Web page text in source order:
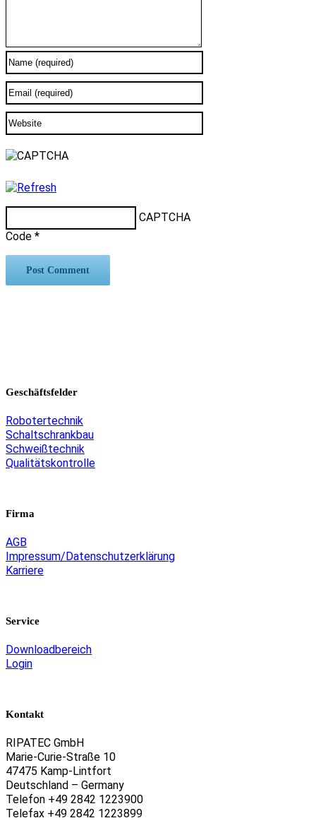
CAPTCHA
Code *
Geschäftsfelder
Robotertechnik
Schaltschrankbau
Schweißtechnik
Qualitätskontrolle
Firma
AGB
Impressum/Datenschutzerklärung
Karriere
Service
Downloadbereich
Login
Kontakt
RIPATEC GmbH
Marie-Curie-Straße 10
47475 Kamp-Lintfort
Deutschland – Germany
Telefon +49 2842 1223900
Telefax +49 2842 1223899